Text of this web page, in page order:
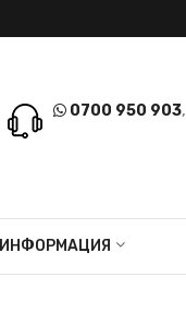
0700 950 903,
ИНФОРМАЦИЯ